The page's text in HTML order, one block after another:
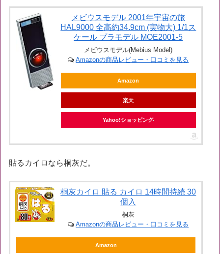
メビウスモデル 2001年宇宙の旅
HAL9000 全高約34.9cm (実物大) 1/1ス
ケール プラモデル MOE2001-5
メビウスモデル(Mebius Model)
Amazonの商品レビュー・口コミを見る
Amazon
楽天
Yahoo!ショッピング
貼るカイロなら桐灰だ。
桐灰カイロ 貼る カイロ 14時間持続 30
個入
桐灰
Amazonの商品レビュー・口コミを見る
Amazon